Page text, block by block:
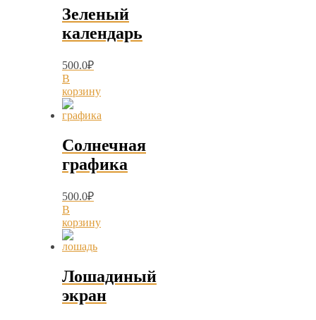
Зеленый
календарь
500.0₽
В
корзину
Солнечная
графика
500.0₽
В
корзину
Лошадиный
экран